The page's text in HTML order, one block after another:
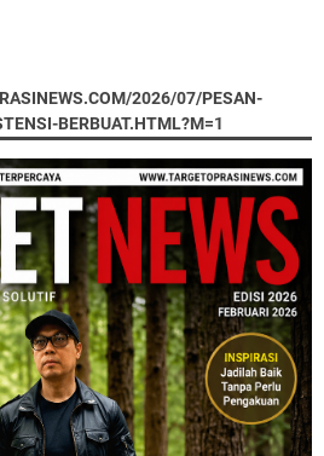
2026/07/PESAN-
BERBUAT.HTML?M=1